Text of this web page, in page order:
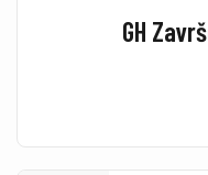
GH